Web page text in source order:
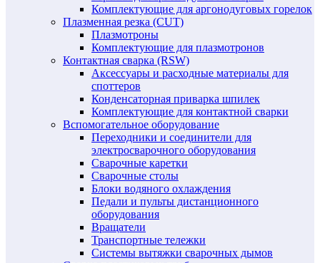
Комплектующие для аргонодуговых горелок
Плазменная резка (CUT)
Плазмотроны
Комплектующие для плазмотронов
Контактная сварка (RSW)
Аксессуары и расходные материалы для
споттеров
Конденсаторная приварка шпилек
Комплектующие для контактной сварки
Вспомогательное оборудование
Переходники и соединители для
электросварочного оборудования
Сварочные каретки
Сварочные столы
Блоки водяного охлаждения
Педали и пульты дистанционного
оборудования
Вращатели
Транспортные тележки
Системы вытяжки сварочных дымов